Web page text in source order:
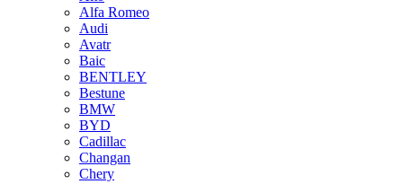
Alfa Romeo
Audi
Avatr
Baic
BENTLEY
Bestune
BMW
BYD
Cadillac
Changan
Chery